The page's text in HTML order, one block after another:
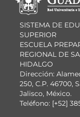
SISTEMA DE
SUPERIOR
ESCUELA
REGIONAL DE
HIDALGO
Dirección:
250, C.P. 46700,
Jalisco, México.
Teléfono: [+52]